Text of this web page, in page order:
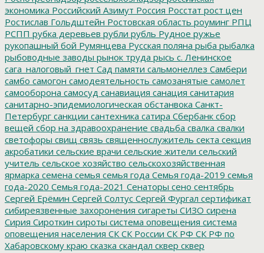
экономика Российский Азимут Россия Росстат рост цен
Ростислав Гольдштейн Ростовская область роуминг РПЦ
РСПП рубка деревьев рубли рубль Рудное ружье
рукопашный бой Румянцева Русская поляна рыба рыбалка
рыбоводные заводы рынок труда рысь с. Ленинское
сага_налоговый_гнет Сад памяти сальмонеллез Самбери
самбо самогон самодеятельность самозанятые самолет
самооборона самосуд санавиация санация санитария
санитарно-эпидемиологическая обстанвока Санкт-
Петербург санкции сантехника сатира Сбербанк сбор
вещей сбор на здравоохранение свадьба свалка свалки
светофоры свищ связь священнослужитель секта секция
акробатики сельские врачи сельские жители сельский
учитель сельское хозяйство сельскохозяйственная
ярмарка семена семья семья года Семья года-2019 семья
года-2020 Семья года-2021 Сенаторы сено сентябрь
Сергей Ерёмин Сергей Солтус Сергей Фургал сертификат
сибиреязвенные захоронения сигареты СИЗО сирена
Сирия Сироткин сироты система оповещения система
оповещения населения СК СК России СК РФ СК РФ по
Хабаровскому краю сказка скандал сквер сквер